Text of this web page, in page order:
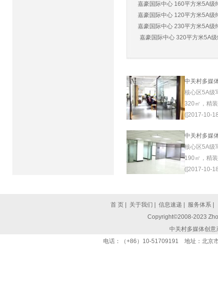
嘉豪国际中心 160平方米5A级
嘉豪国际中心 120平方米5A级
嘉豪国际中心 230平方米5A级
嘉豪国际中心 320平方米5A
中关村多媒
核心区5A级
320㎡，精
([2017-10-
中关村多媒
核心区5A级
190㎡，精
([2017-10-
首 页 关于我们 信息速递 服务体系
Copyright©2008-2023
中关村多媒体创
电话：（+86）10-51709191 地址：北京